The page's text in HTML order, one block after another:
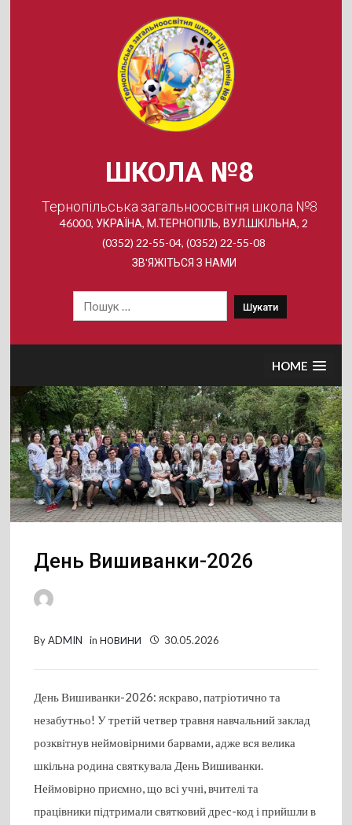
ШКОЛА №8
Тернопільська загальноосвітня школа №8
46000, УКРАЇНА, М.ТЕРНОПІЛЬ, ВУЛ.ШКІЛЬНА, 2
(0352) 22-55-04, (0352) 22-55-08
ЗВ'ЯЖІТЬСЯ З НАМИ
HOME
День Вишиванки-2026
ByADMIN inНОВИНИ 30.05.2026
День Вишиванки-2026: яскраво, патріотично та
незабутньо! У третій четвер травня навчальний заклад
розквітнув неймовірними барвами, адже вся велика
шкільна родина святкувала День Вишиванки.
Неймовірно приємно, що всі учні, вчителі та
працівники підтримали святковий дрес-код і прийшли в